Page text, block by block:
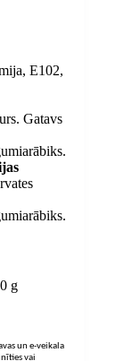
E102,
Gatavs
g
un e-veikala
vai